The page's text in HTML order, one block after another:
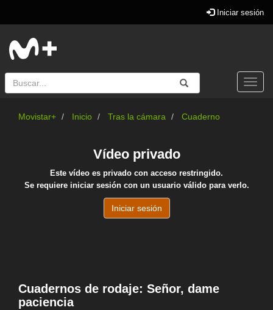
Iniciar sesión
Buscar Enviar
Buscar
Movistar+ Inicio Tras la cámara Cuaderno
Cuadernos de rodaje: Señor, dame
paciencia